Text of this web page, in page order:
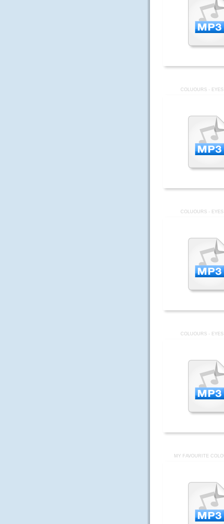
COLUOURS -
COLUOURS -
COLUOURS -
MY FAVOURITE